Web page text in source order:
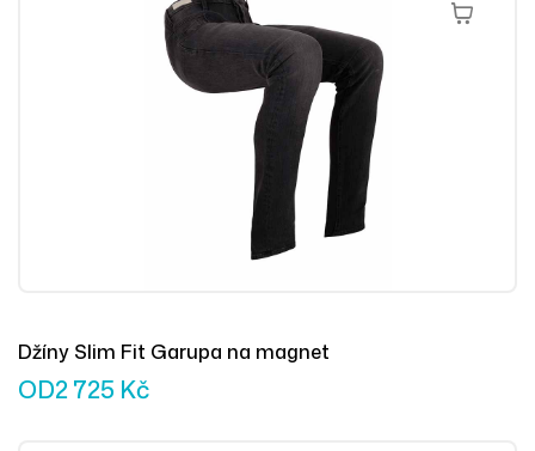
Výběr
Džíny Slim Fit Garupa na magnet
OD2 725 Kč